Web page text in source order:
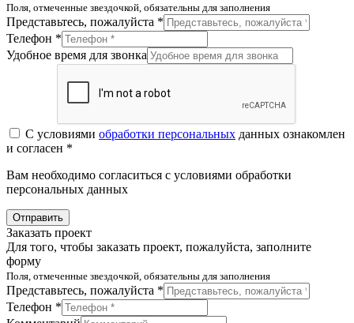
Поля, отмеченные звездочкой, обязательны для заполнения
Представьтесь, пожалуйста *
Телефон *
Удобное время для звонка
С условиями обработки персональных данных ознакомлен
и согласен *
Вам необходимо согласиться с условиями обработки
персональных данных
Отправить
Заказать проект
Для того, чтобы заказать проект, пожалуйста, заполните
форму
Поля, отмеченные звездочкой, обязательны для заполнения
Представьтесь, пожалуйста *
Телефон *